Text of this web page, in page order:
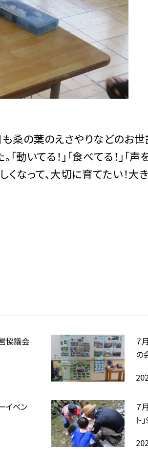
も桑の葉のえさやりなどのお
動いてる！」「食べてる！」「
なって、大切に育てたい！大
協議会
７
の
イベン
７
ト